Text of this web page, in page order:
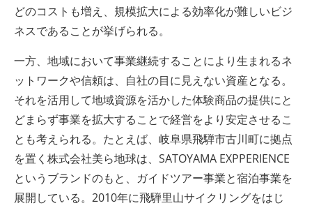
どのコストも増え、規模拡大による効率化が難しいビジ
ネスであることが挙げられる。
一方、地域において事業継続することにより生まれるネ
ットワークや信頼は、自社の目に見えない資産となる。
それを活用して地域資源を活かした体験商品の提供にと
どまらず事業を拡大することで経営をより安定させるこ
とも考えられる。たとえば、岐阜県飛騨市古川町に拠点
を置く株式会社美ら地球は、SATOYAMA EXPPERIENCE
というブランドのもと、ガイドツアー事業と宿泊事業を
展開している。2010年に飛騨里山サイクリングをはじ